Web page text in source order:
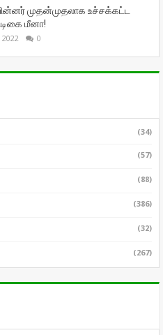
முதன்முதலாக உச்சக்கட்ட
மீனா!
0
(34)
(57)
(88)
(386)
(32)
(267)